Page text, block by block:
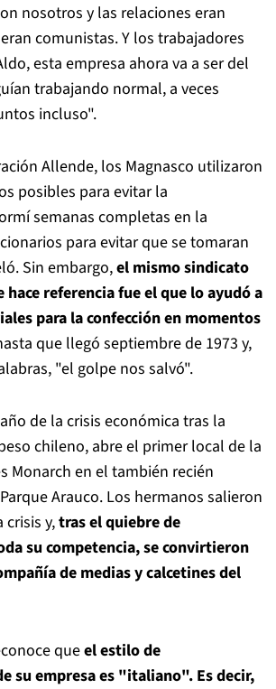
nosotros y las relaciones eran
comunistas. Y los trabajadores
esta empresa ahora va a ser del
trabajando normal, a veces
incluso".
Allende, los Magnasco utilizaron
posibles para evitar la
semanas completas en la
para evitar que se tomaran
Sin embargo,el mismo sindicato
hace referencia fue el que lo ayudó a
para la confección en momentos
que llegó septiembre de 1973 y,
"el golpe nos salvó".
de la crisis económica tras la
chileno, abre el primer local de la
Monarch en el también recién
Arauco. Los hermanos salieron
y,tras el quiebre de
su competencia, se convirtieron
de medias y calcetines del
queel estilo de
su empresa es "italiano". Es decir,